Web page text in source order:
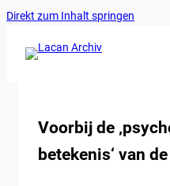
Direkt zum Inhalt springen
Voorbij de
betekenis‘ van